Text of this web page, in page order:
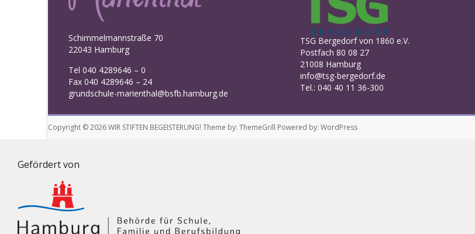
Schimmelmannstraße 70
22043 Hamburg
Tel 040 4289646 – 0
Fax 040 4289646 – 24
grundschule-marienthal@bsfb.hamburg.de
TSG Bergedorf von 1860 e.V.
Postfach 80 08 27
21008 Hamburg
info@tsg-bergedorf.de
Tel.: 040 40 11 36-300
Copyright © 2026WIR STIFTEN BEGEISTERUNG! Theme by: ThemeGrill Powered by: WordPress
Gefördert von